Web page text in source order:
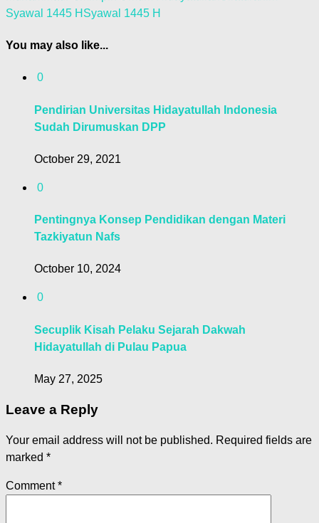
Syawal 1445 H Syawal 1445 H
You may also like...
0
Pendirian Universitas Hidayatullah Indonesia
Sudah Dirumuskan DPP
October 29, 2021
0
Pentingnya Konsep Pendidikan dengan Materi
Tazkiyatun Nafs
October 10, 2024
0
Secuplik Kisah Pelaku Sejarah Dakwah
Hidayatullah di Pulau Papua
May 27, 2025
Leave a Reply
Your email address will not be published. Required fields are
marked *
Comment*